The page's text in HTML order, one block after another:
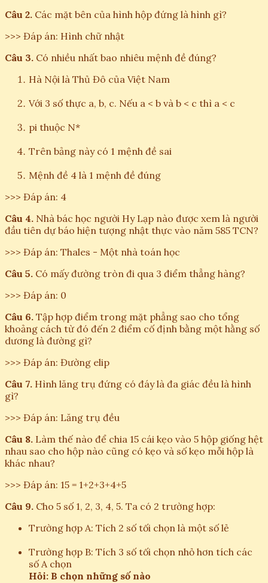
Câu 2. Các mặt bên của hình hộp đứng là hình gì?
>>> Đáp án: Hình chữ nhật
Câu 3. Có nhiều nhất bao nhiêu mệnh đề đúng?
Hà Nội là Thủ Đô của Việt Nam
Với 3 số thực a, b, c. Nếu a < b và b < c thì a < c
pi thuộc N*
Trên bảng này có 1 mệnh đề sai
Mệnh đề 4 là 1 mệnh đề đúng
>>> Đáp án: 4
Câu 4. Nhà bác học người Hy Lạp nào được xem là người
đầu tiên dự báo hiện tượng nhật thực vào năm 585 TCN?
>>> Đáp án: Thales - Một nhà toán học
Câu 5. Có mấy đường tròn đi qua 3 điểm thẳng hàng?
>>> Đáp án: 0
Câu 6. Tập hợp điểm trong mặt phẳng sao cho tổng
khoảng cách từ đó đến 2 điểm cố định bằng một hằng số
dương là đường gì?
>>> Đáp án: Đường elip
Câu 7. Hình lăng trụ đứng có đáy là đa giác đều là hình
gì?
>>> Đáp án: Lăng trụ đều
Câu 8. Làm thế nào để chia 15 cái kẹo vào 5 hộp giống hệt
nhau sao cho hộp nào cũng có kẹo và số kẹo mỗi hộp là
khác nhau?
>>> Đáp án: 15 = 1+2+3+4+5
Câu 9. Cho 5 số 1, 2, 3, 4, 5. Ta có 2 trường hợp:
Trường hợp A: Tích 2 số tối chọn là một số lẻ
Trường hợp B: Tích 3 số tối chọn nhỏ hơn tích các
số A chọn
Hỏi: B chọn những số nào